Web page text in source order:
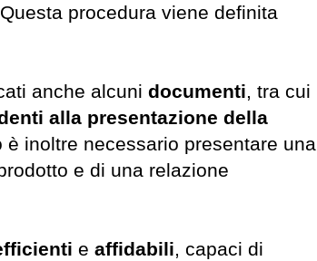
Questa procedura viene definita
anche alcuni documenti, tra cui
alla presentazione della
è inoltre necessario presentare una
e di una relazione
e affidabili, capaci di